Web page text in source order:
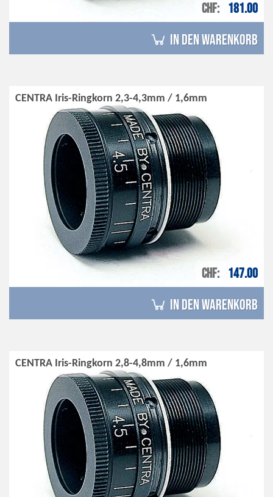
CHF 181.00
in den Warenkorb
CENTRA Iris-Ringkorn 2,3-4,3mm / 1,6mm
CHF 147.00
in den Warenkorb
CENTRA Iris-Ringkorn 2,8-4,8mm / 1,6mm